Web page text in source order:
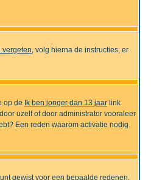
vergeten, volg hierna de instructies, er
op de Ik ben jonger dan 13 jaar link
uzelf of door administrator vooraleer
Een reden waarom activatie nodig
gewist voor een bepaalde redenen.